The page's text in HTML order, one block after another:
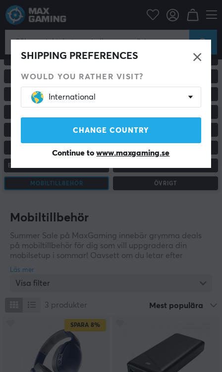
SHIPPING PREFERENCES
WOULD YOU RATHER VISIT?
International
CHANGE COUNTRY
Continue towww.maxgaming.se
ALLA PRODUKTER
GAMINGSTOLAR & TILLBEHÖR PC & BILDSKÄRMAR
RACING & SIMULATOR
HANDKONTROLLER KONSOL & TILLBEHÖR
ENERGIDRYCK & KOSTTILLSKOTT
MOBILTILLBEHÖR ÖVRIGT
Mobiltillbehör
Summer Sale på MaxGaming innebär grymma deals
på mobiltillbehör för dig som vill uppgradera din
mobilsetup i sommar! Oavsett om du letar efter
laddare, mobilhållare, powerbanks eller andra smarta
gör vardagen smidigare både hemma och på språng.
under sommarrean. Skynda dig innan sommaren är
Visa filter
3 produkter Mest populära
SPARA 8%